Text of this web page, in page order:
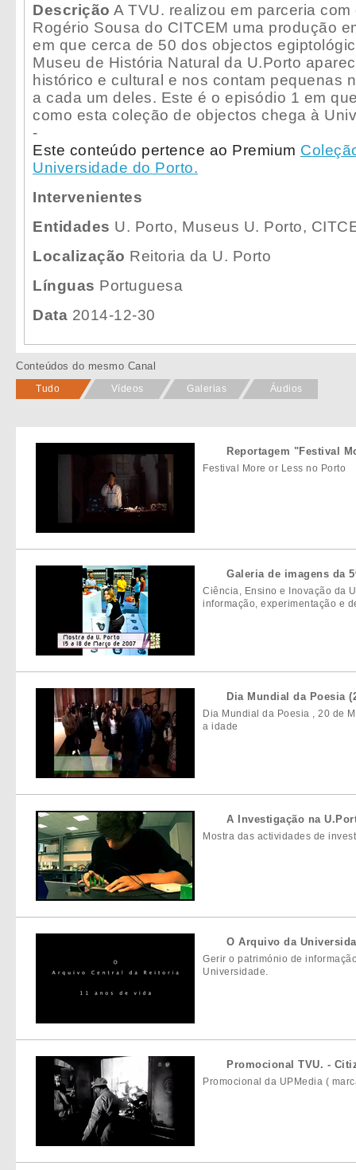
Descrição A TVU. realizou em parceria
Rogério Sousa do CITCEM uma produção
em que cerca de 50 dos objectos
Museu de História Natural da U.Porto
histórico e cultural e nos contam pequenas
a cada um deles. Este é o episódio 1 em
como esta coleção de objectos chega à
-
Este conteúdo pertence ao Premium
Universidade do Porto.
Intervenientes
Entidades U. Porto, Museus U. Porto,
Localização Reitoria da U. Porto
Línguas Portuguesa
Data 2014-12-30
Conteúdos do mesmo Canal
Tudo Vídeos Galerias Áudios
Reportagem "Festival
Festival More or Less no Porto
Galeria de imagens da
Ciência, Ensino e Inovação da
informação, experimentação e
Dia Mundial da Poesia
Dia Mundial da Poesia , 20 de
a idade
A Investigação na
Mostra das actividades de
O Arquivo da
Gerir o património de
Universidade.
Promocional TVU. -
Promocional da UPMedia (